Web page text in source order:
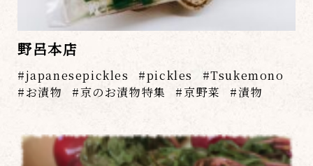
野呂本店
japanesepickles pickles
Tsukemono
お漬物
京のお漬物特集 京野菜 漬物